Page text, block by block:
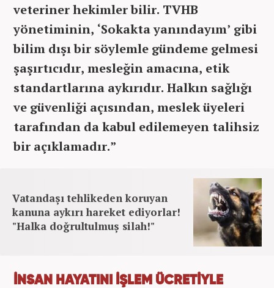
veteriner hekimler bilir. TVHB
yönetiminin, ‘Sokakta yanındayım’ gibi
bilim dışı bir söylemle gündeme gelmesi
şaşırtıcıdır, mesleğin amacına, etik
standartlarına aykırıdır. Halkın sağlığı
ve güvenliği açısından, meslek üyeleri
tarafından da kabul edilemeyen talihsiz
bir açıklamadır.”
Vatandaşı tehlikeden koruyan
kanuna aykırı hareket ediyorlar!
"Halka doğrultulmuş silah!"
İNSAN HAYATINI İŞLEM ÜCRETİYLE